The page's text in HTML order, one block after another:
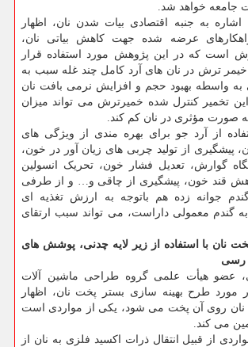
جامعه خواهد شد.
به جنبه اقتصادی بیات شدن نان، اظهار
عرضه شده جهت کاهش بیاتی نان،
است که در این پژوهش مورد استفاده قرار
ترش در نان های آرد کامل چند غله سبب به
به واسطه بهبود حجم و افزایش نرمی بافت نان
تخمیر کنترل شده خمیرترش می تواند میزان
به صورت مؤثری در نان کم کند.
از آرد جو برای بهره مندی از ویژگی‏ های
پیشگیری از تولید چربی ‏های زیان ‏آور در خون،
گوارش، تعدیل فشار خون، تحریک انسولین
قند خون، پیشگیری از چاقی و… و از طرفی
جوانه زده هم باتوجه به ارزش تغذیه ای
گندم معمولی داراست، می تواند سبب ارتقای
نان با استفاده از زیر لایه چدنی، پوشش های
رسی
عضو هیأت علمی گروه طراحی ماشین آلات
مورد طرح بهینه سازی بستر پخت نان، اظهار
روی آن پخت می شود، یکی از مواردی است
می کند.
از قبیل انتقال ذرات اکسید فلزی به نان از